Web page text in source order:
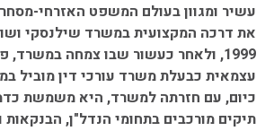
עשיר ומגוון בעולם המשפט האזרחי-
את דרכה המקצועית במשרד שילנסקי
1999, ולאחר כעשור שבו צמחה במשרד,
כיום, עם חזרתה למשרד, היא משמשת
תיקים מורכבים בתחומי הנדל"ן, הבנקאות